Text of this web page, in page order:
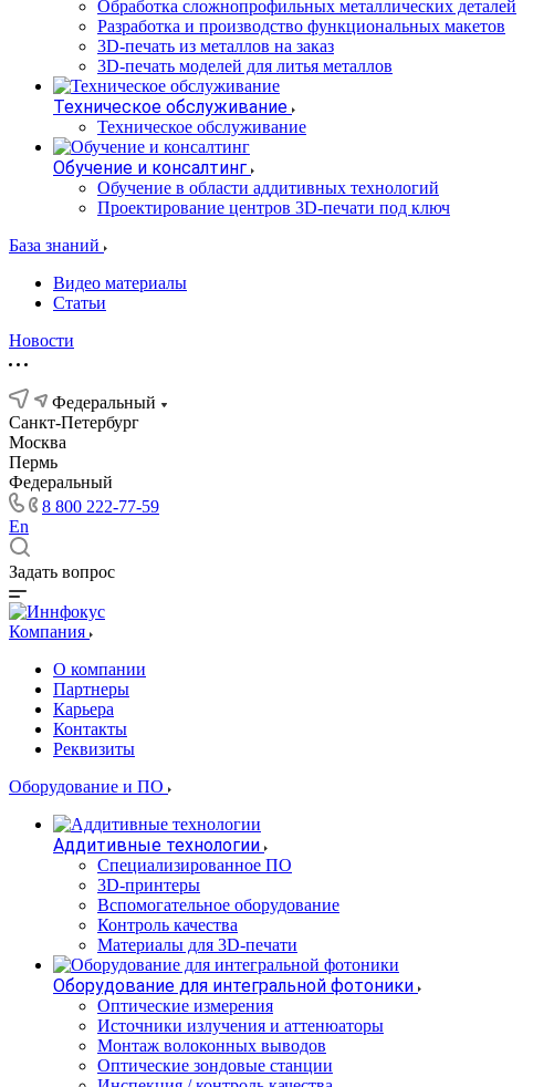
Обработка сложнопрофильных металлических деталей
Разработка и производство функциональных макетов
3D-печать из металлов на заказ
3D-печать моделей для литья металлов
Техническое обслуживание
Техническое обслуживание
Обучение и консалтинг
Обучение в области аддитивных технологий
Проектирование центров 3D-печати под ключ
База знаний
Видео материалы
Статьи
Новости
Федеральный
Санкт-Петербург
Москва
Пермь
Федеральный
8 800 222-77-59
En
Задать вопрос
Компания
О компании
Партнеры
Карьера
Контакты
Реквизиты
Оборудование и ПО
Аддитивные технологии
Специализированное ПО
3D-принтеры
Вспомогательное оборудование
Контроль качества
Материалы для 3D-печати
Оборудование для интегральной фотоники
Оптические измерения
Источники излучения и аттенюаторы
Монтаж волоконных выводов
Оптические зондовые станции